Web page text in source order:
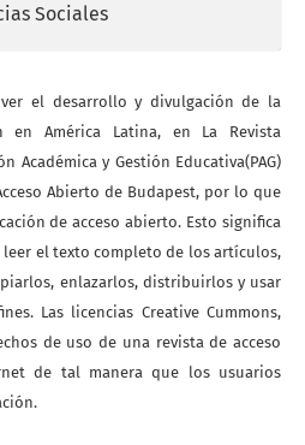
Sociales
el desarrollo y divulgación de la
en América Latina, en La Revista
Académica y Gestión Educativa(PAG)
Abierto de Budapest, por lo que
de acceso abierto. Esto significa
el texto completo de los artículos,
enlazarlos, distribuirlos y usar
Las licencias Creative Cummons,
de uso de una revista de acceso
de tal manera que los usuarios